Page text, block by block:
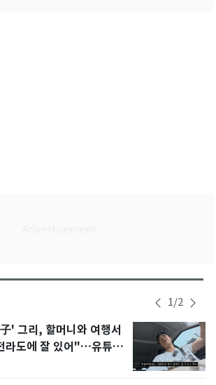
1/2
' 그리, 할머니와 여행서
라도에 잘 있어"…유튜브